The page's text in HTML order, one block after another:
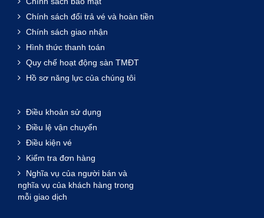
Chính sách đổi trả vé và hoàn tiền
Chính sách giao nhận
Hình thức thanh toán
Quy chế hoạt động sàn TMĐT
Hồ sơ năng lực của chúng tôi
Điều khoản sử dụng
Điều lệ vận chuyển
Điều kiện vé
Kiểm tra đơn hàng
Nghĩa vụ của người bán và
nghĩa vụ của khách hàng trong
mỗi giao dịch